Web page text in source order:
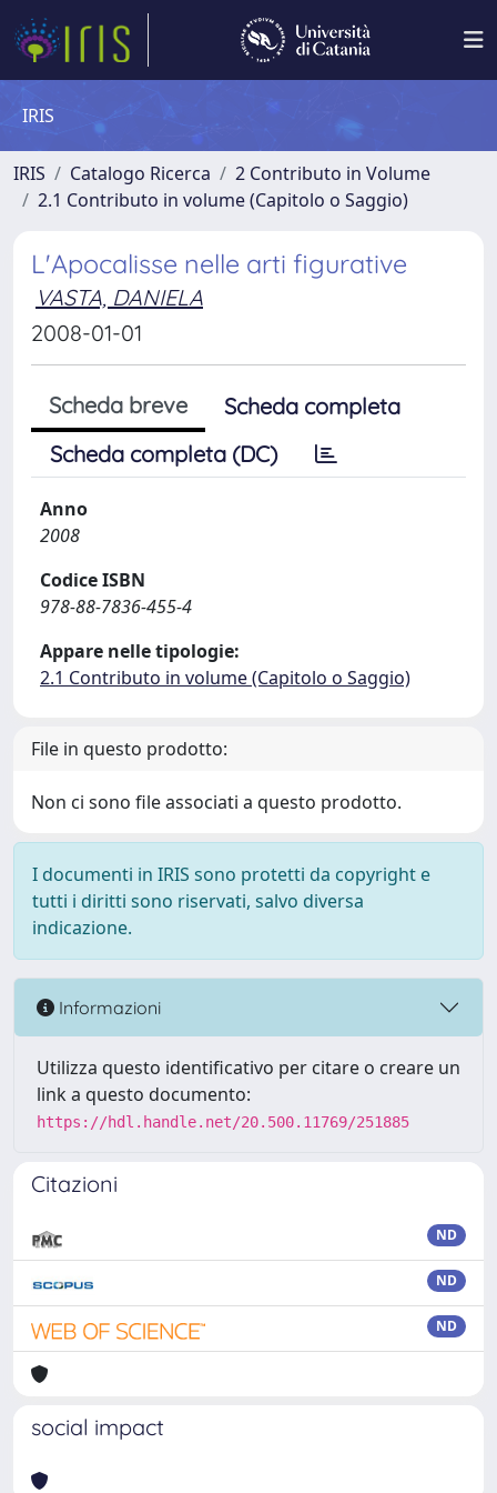
IRIS
IRIS Catalogo Ricerca
2 Contributo in Volume
2.1 Contributo in volume (Capitolo o Saggio)
L'Apocalisse nelle arti figurative
VASTA, DANIELA
2008-01-01
Scheda breve
Scheda completa
Scheda completa (DC)
Anno
2008
Codice ISBN
978-88-7836-455-4
Appare nelle tipologie:
2.1 Contributo in volume (Capitolo o Saggio)
File in questo prodotto:
Non ci sono file associati a questo prodotto.
I documenti in IRIS sono protetti da copyright e
tutti i diritti sono riservati, salvo diversa
indicazione.
Informazioni
Utilizza questo identificativo per citare o creare un
link a questo documento:
https://hdl.handle.net/20.500.11769/251885
Citazioni
ND
ND
ND
social impact